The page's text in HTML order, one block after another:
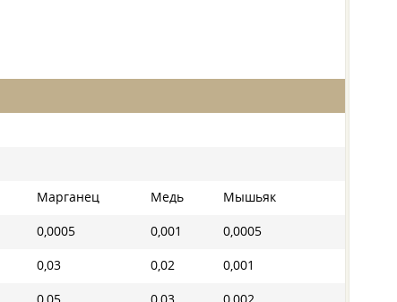
Марганец Медь Мышьяк
0,0005 0,001 0,0005
0,03 0,02 0,001